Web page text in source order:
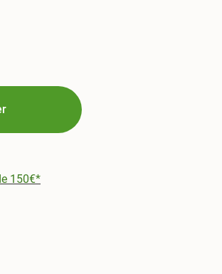
150€*